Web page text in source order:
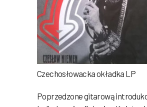
Czechosłowacka okładka LP
Poprzedzone gitarową